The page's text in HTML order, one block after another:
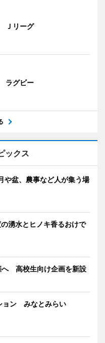
Ｊリーグ
ラグビー
ックス
や盆、農事など人が集う場
湧水とヒノキ香るおけで
へ 高校生向け企画を新設
ョン みなとみらい